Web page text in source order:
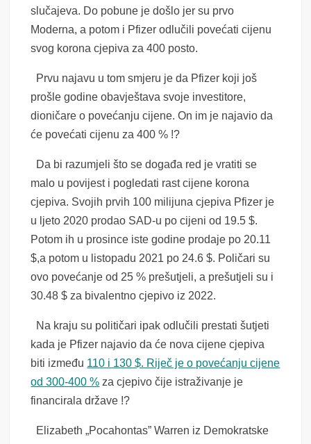
slučajeva. Do pobune je došlo jer su prvo
Moderna, a potom i Pfizer odlučili povećati cijenu
svog korona cjepiva za 400 posto.
Prvu najavu u tom smjeru je da Pfizer koji još
prošle godine obavještava svoje investitore,
dioničare o povećanju cijene. On im je najavio da
će povećati cijenu za 400 % !?
Da bi razumjeli što se događa red je vratiti se
malo u povijest i pogledati rast cijene korona
cjepiva. Svojih prvih 100 milijuna cjepiva Pfizer je
u ljeto 2020 prodao SAD-u po cijeni od 19.5 $.
Potom ih u prosince iste godine prodaje po 20.11
$,a potom u listopadu 2021 po 24.6 $. Poličari su
ovo povećanje od 25 % prešutjeli, a prešutjeli su i
30.48 $ za bivalentno cjepivo iz 2022.
Na kraju su političari ipak odlučili prestati šutjeti
kada je Pfizer najavio da će nova cijene cjepiva
biti između 110 i 130 $. Riječ je o povećanju cijene
od 300-400 % za cjepivo čije istraživanje je
financirala države !?
Elizabeth „Pocahontas” Warren iz Demokratske